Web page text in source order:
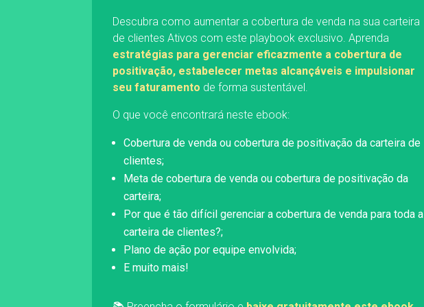
Descubra como aumentar a cobertura de venda na sua carteira
de clientes Ativos com este playbook exclusivo. Aprenda
estratégias para gerenciar eficazmente a cobertura de
positivação, estabelecer metas alcançáveis e impulsionar
seu faturamento de forma sustentável.
O que você encontrará neste ebook:
Cobertura de venda ou cobertura de positivação da carteira de
clientes;
Meta de cobertura de venda ou cobertura de positivação da
carteira;
Por que é tão difícil gerenciar a cobertura de venda para toda a
carteira de clientes?;
Plano de ação por equipe envolvida;
E muito mais!